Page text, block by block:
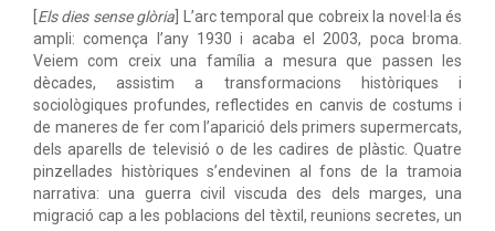
Els dies sense glòria ] L’arc temporal que cobreix la novel·la és
ampli: comença l’any 1930 i acaba el 2003, poca broma.
Veiem com creix una família a mesura que passen les
dècades, assistim a transformacions històriques i
sociològiques profundes, reflectides en canvis de costums i
de maneres de fer com l’aparició dels primers supermercats,
dels aparells de televisió o de les cadires de plàstic. Quatre
pinzellades històriques s’endevinen al fons de la tramoia
narrativa: una guerra civil viscuda des dels marges, una
migració cap a les poblacions del tèxtil, reunions secretes, un